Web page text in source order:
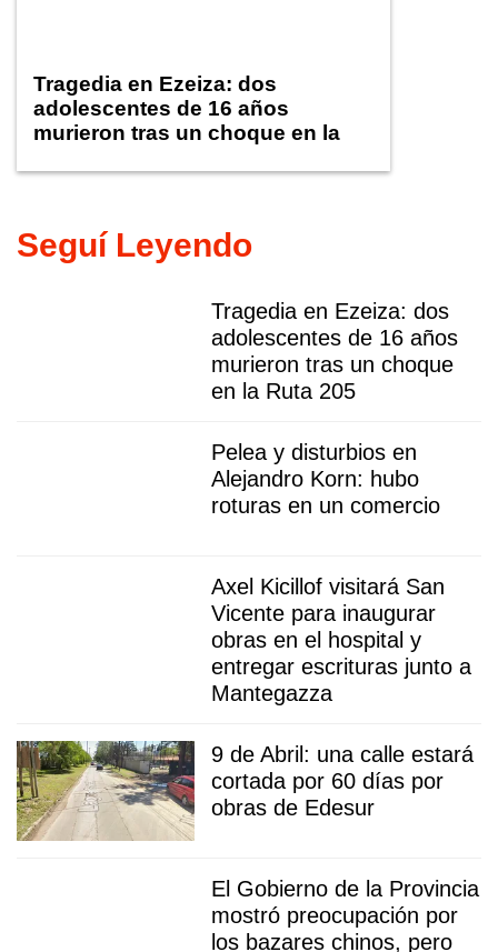
Tragedia en Ezeiza: dos
adolescentes de 16 años
murieron tras un choque en la
Seguí Leyendo
Tragedia en Ezeiza: dos
adolescentes de 16 años
murieron tras un choque
en la Ruta 205
Pelea y disturbios en
Alejandro Korn: hubo
roturas en un comercio
Axel Kicillof visitará San
Vicente para inaugurar
obras en el hospital y
entregar escrituras junto a
Mantegazza
9 de Abril: una calle estará
cortada por 60 días por
obras de Edesur
El Gobierno de la Provincia
mostró preocupación por
los bazares chinos, pero